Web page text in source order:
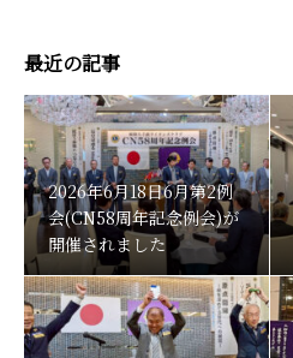
最近の記事
2026年6月18日6月第2例
会(CN58周年記念例会)が
開催されました